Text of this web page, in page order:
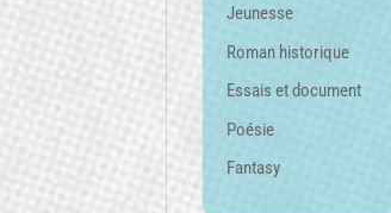
Jeunesse
Roman historique
Essais et document
Poésie
Fantasy